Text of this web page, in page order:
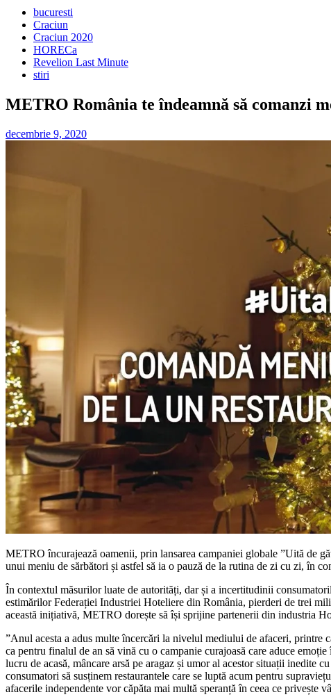
bucuresti
Craciun
Craciun 2020
HORECa
Revelion Last Minute
stiri
METRO România te îndeamnă să comanzi
decembrie 9, 2020
METRO încurajează oamenii, prin lansarea campaniei globale ”Uită de
unui meniu de sărbători și astfel să ia o pauză de la rutina de zi cu zi, în
În contextul măsurilor luate de autorități, dar și a incertitudinii
estimărilor Federației Industriei Hoteliere din România, pierderi de trei
această inițiativă, METRO dorește să își sprijine partenerii din industria
”Anul acesta a adus multe încercări la nivelul mediului de afaceri,
ca pentru finalul de an să vină cu o campanie curajoasă care aduce
lucru de acasă, mâncare arsă pe aragaz și umor al acestor situații inedite
consumatori să susținem restaurantele care se luptă acum pentru
afacerile independente vor căpăta mai multă speranță în ceea ce